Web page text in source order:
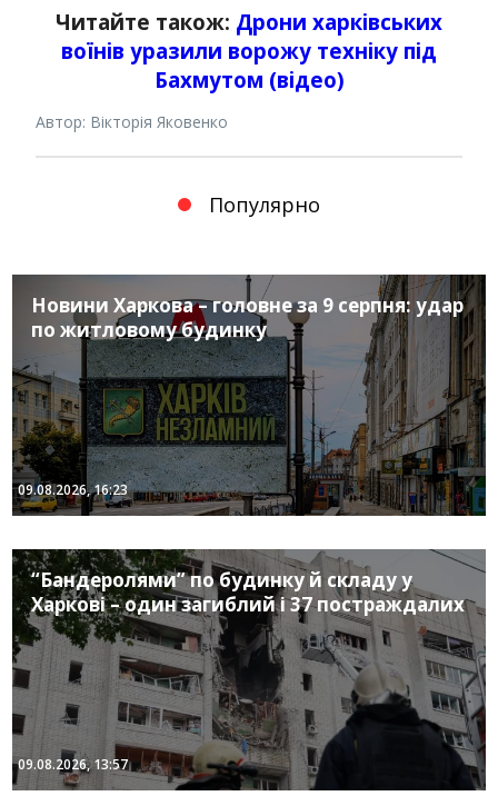
Читайте також: Дрони харківських
воїнів уразили ворожу техніку під
Бахмутом (відео)
Автор: Вікторія Яковенко
Популярно
Новини Харкова – головне за 9 серпня: удар
по житловому будинку
09.08.2026, 16:23
“Бандеролями” по будинку й складу у
Харкові – один загиблий і 37 постраждалих
09.08.2026, 13:57